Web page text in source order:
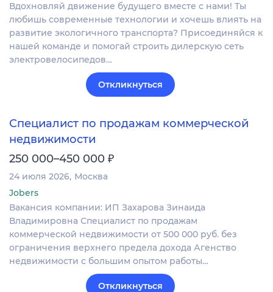
Вдохновляй движение будущего вместе с нами! Ты
любишь современные технологии и хочешь влиять на
развитие экологичного транспорта? Присоединяйся к
нашей команде и помогай строить дилерскую сеть
электровелосипедов…
Откликнуться
Специалист по продажам коммерческой
недвижимости
250 000–450 000 ₽
24 июля 2026 Москва
Jobers
Вакансия компании: ИП Захарова Зинаида
Владимировна Специалист по продажам
коммерческой недвижимости от 500 000 руб. без
ограничения верхнего предела дохода Агенство
недвижимости с большим опытом работы…
Откликнуться